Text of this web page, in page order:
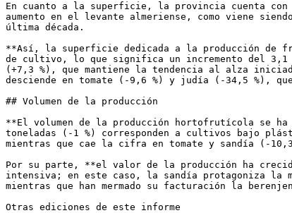
En cuanto a la superficie, la provincia cuenta con
aumento en el levante almeriense, como viene
última década.
**Así, la superficie dedicada a la producción de
de cultivo, lo que significa un incremento del 3,1
(+7,3 %), que mantiene la tendencia al alza
desciende en tomate (-9,6 %) y judía (-34,5 %),
## Volumen de la producción
**El volumen de la producción hortofrutícola se
toneladas (-1 %) corresponden a cultivos bajo
mientras que cae la cifra en tomate y sandía (-
Por su parte, **el valor de la producción ha
intensiva; en este caso, la sandía protagoniza la
mientras que han mermado su facturación la
Otras ediciones de este informe